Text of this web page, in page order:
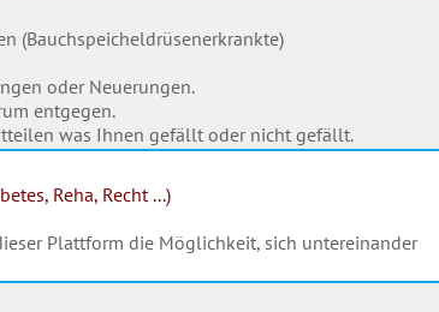
(Bauchspeicheldrüsenerkrankte)
oder Neuerungen.
entgegen.
was Ihnen gefällt oder nicht gefällt.
Reha, Recht ...)
Plattform die Möglichkeit, sich untereinander